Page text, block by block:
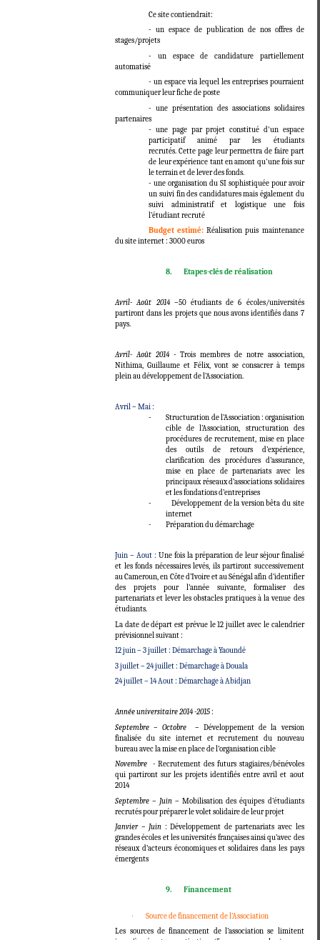
Ce site contiendrait:
- un espace de publication de nos offres de
stages/projets
- un espace de candidature partiellement
automatisé
- un espace via lequel les entreprises pourraient
communiquer leur fiche de poste
- une présentation des associations solidaires
partenaires
- une page par projet constitué d'un espace
participatif animé par les étudiants
recrutés. Cette page leur permettra de faire part
de leur expérience tant en amont qu'une fois sur
le terrain et de lever des fonds.
- une organisation du SI sophistiquée pour avoir
un suivi fin des candidatures mais également du
suivi administratif et logistique une fois
l’étudiant recruté
Budget estimé: Réalisation puis maintenance
du site internet : 3000 euros
8. Etapes-clés de réalisation
Avril- Août 2014–50 étudiants de 6 écoles/universités
partiront dans les projets que nous avons identifiés dans 7
pays.
Avril- Août 2014- Trois membres de notre association,
Nithima, Guillaume et Félix, vont se consacrer à temps
plein au développement de l’Association.
Avril – Mai :
- Structuration de l’Association : organisation
cible de l’Association, structuration des
procédures de recrutement, mise en place
des outils de retours d’expérience,
clarification des procédures d’assurance,
mise en place de partenariats avec les
principaux réseaux d’associations solidaires
et les fondations d’entreprises
- Développement de la version bêta du site
internet
-Préparation du démarchage
Juin – Aout : Une fois la préparation de leur séjour finalisé
et les fonds nécessaires levés, ils partiront successivement
au Cameroun, en Côte d’Ivoire et au Sénégal afin d’identifier
des projets pour l’année suivante, formaliser des
partenariats et lever les obstacles pratiques à la venue des
étudiants.
La date de départ est prévue le 12 juillet avec le calendrier
prévisionnel suivant :
12 juin – 3 juillet : Démarchage à Yaoundé
3 juillet – 24 juillet : Démarchage à Douala
24 juillet – 14 Aout : Démarchage à Abidjan
Année universitaire 2014 -2015 :
Septembre – Octobre
– Développement de la version
finalisée du site internet et recrutement du nouveau
bureau avec la mise en place de l’organisation cible
Novembre - Recrutement des futurs stagiaires/bénévoles
qui partiront sur les projets identifiés entre avril et aout
2014
Septembre – Juin– Mobilisation des équipes d’étudiants
recrutés pour préparer le volet solidaire de leur projet
Janvier – Juin : Développement de partenariats avec les
grandes écoles et les universités françaises ainsi qu’avec des
réseaux d’acteurs économiques et solidaires dans les pays
émergents
9. Financement
· Source de financement de l’Association
Les sources de financement de l’association se limitent